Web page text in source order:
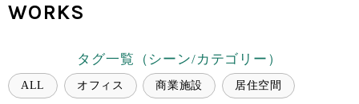
WORKS
タグ一覧（シーン/カテゴリー）
ALL オフィス 商業施設 居住空間